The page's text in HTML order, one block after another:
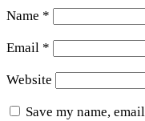
Name *
Email *
Website
Save my name,